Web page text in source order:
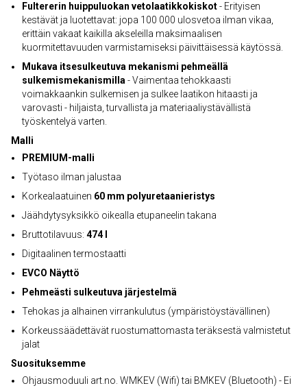
Fultererin huippuluokan vetolaatikkokiskot- Erityisen
kestävät ja luotettavat: jopa 100 000 ulosvetoa ilman vikaa,
erittäin vakaat kaikilla akseleilla maksimaalisen
kuormitettavuuden varmistamiseksi päivittäisessä käytössä.
Mukava itsesulkeutuva mekanismi pehmeällä
sulkemismekanismilla - Vaimentaa tehokkaasti
voimakkaankin sulkemisen ja sulkee laatikon hitaasti ja
varovasti - hiljaista, turvallista ja materiaaliystävällistä
työskentelyä varten.
Malli
PREMIUM-malli
Työtaso ilman jalustaa
Korkealaatuinen 60 mm polyuretaanieristys
Jäähdytysyksikkö oikealla etupaneelin takana
Bruttotilavuus: 474 l
Digitaalinen termostaatti
EVCO Näyttö
Pehmeästi sulkeutuva järjestelmä
Tehokas ja alhainen virrankulutus (ympäristöystävällinen)
Korkeussäädettävät ruostumattomasta teräksestä valmistetut
jalat
Suosituksemme
Ohjausmoduuli art.no. WMKEV (Wifi) tai BMKEV (Bluetooth) - Ei